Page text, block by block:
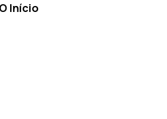
Início